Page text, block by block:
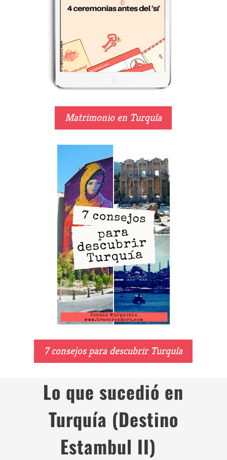
Matrimonio en Turquía
7 consejos para descubrir Turquía
Lo que sucedió en
Turquía (Destino
Estambul II)